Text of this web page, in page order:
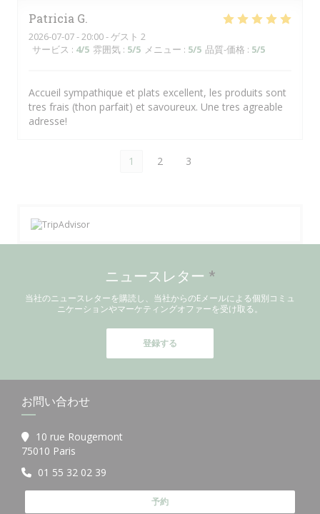
Patricia G
2026-07-07- 20:00 - ゲスト 2
サービス : 4/5 雰囲気 : 5/5 メニュー : 5/5 品質-価格 : 5/5
Accueil sympathique et plats excellent, les produits sont
tres frais (thon parfait) et savoureux. Une tres agreable
adresse!
1 2 3
ニュースレター *
当社のニュースレターを購読し、当社からのEメールによる個別コミュ
ニケーションやマーケティングオファーを受け取る。
登録する
お問い合わせ
10 rue Rougemont
75010 Paris
01 55 32 02 39
予約